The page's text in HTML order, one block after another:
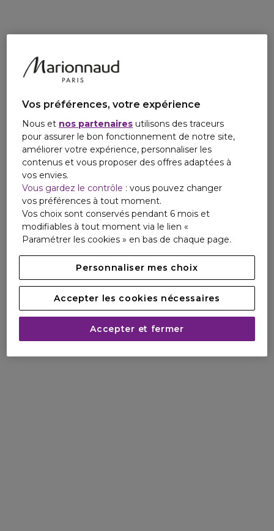
- testées sous contrôle dermatologique
Vos préférences, votre expérience
Nous et nos partenaires utilisons des traceurs
pour assurer le bon fonctionnement de notre site,
améliorer votre expérience, personnaliser les
contenus et vous proposer des offres adaptées à
vos envies.
Vous gardez le contrôle : vous pouvez changer
vos préférences à tout moment.
Vos choix sont conservés pendant 6 mois et
modifiables à tout moment via le lien «
Paramétrer les cookies » en bas de chaque page.
Personnaliser mes choix
Accepter les cookies nécessaires
Accepter et fermer